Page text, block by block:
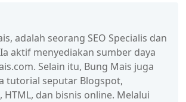
adalah seorang SEO Specialis dan
aktif menyediakan sumber daya
Selain itu, Bung Mais juga
tutorial seputar Blogspot,
HTML, dan bisnis online. Melalui